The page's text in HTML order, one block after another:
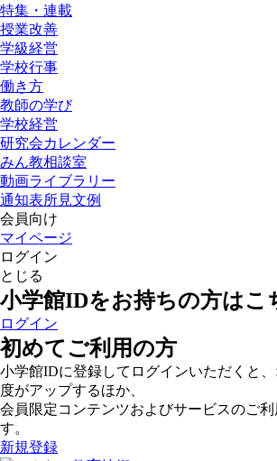
特集・連載
授業改善
学級経営
学校行事
働き方
教師の学び
学校経営
研究会カレンダー
みん教相談室
動画ライブラリー
通知表所見文例
会員向け
マイページ
ログイン
とじる
小学館IDをお持ちの方はこ
ログイン
初めてご利用の方
小学館IDに登録してログインいただくと
度がアップするほか、
会員限定コンテンツおよびサービスのご利
す。
新規登録